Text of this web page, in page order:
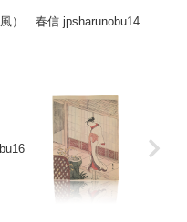
） 春信 jpsharunobu14